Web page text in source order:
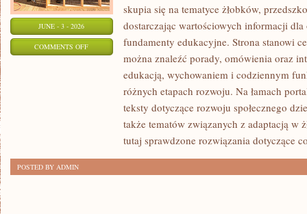
JUNE - 3 - 2026
COMMENTS OFFON
skupia się na tematyce żłobków,
dostarczając wartościowych informacji
fundamenty edukacyjne. Strona stanowi
można znaleźć porady, omówienia oraz
edukacją, wychowaniem i codziennym
różnych etapach rozwoju. Na łamach
teksty dotyczące rozwoju społecznego
także tematów związanych z adaptacją w
tutaj sprawdzone rozwiązania dotyczące
POSTED BY ADMIN